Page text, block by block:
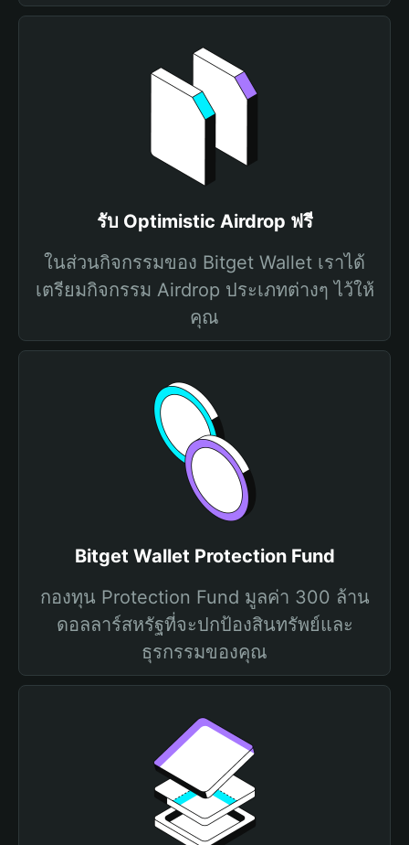
รับ Optimistic Airdrop ฟรี
ในส่วนกิจกรรมของ Bitget Wallet เราได้
เตรียมกิจกรรม Airdrop ประเภทต่างๆ ไว้ให้
คุณ
Bitget Wallet Protection Fund
กองทุน Protection Fund มูลค่า 300 ล้าน
ดอลลาร์สหรัฐที่จะปกป้องสินทรัพย์และ
ธุรกรรมของคุณ